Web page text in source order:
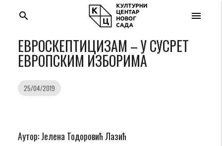
menu
search
ЕВРОСКЕПТИЦИЗАМ – У СУСРЕТ
ЕВРОПСКИМ ИЗБОРИМА
25/04/2019
Aутор: Јелена Тодоровић Лазић